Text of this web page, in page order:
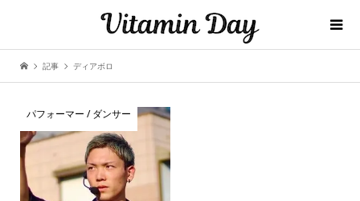
記事 ディアボロ
パフォーマー / ダンサー